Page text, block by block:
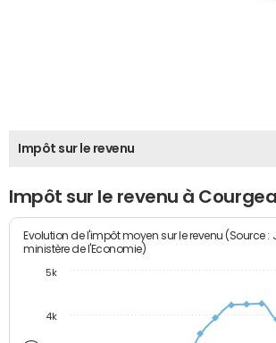
Impôt sur le revenu
Impôt sur le revenu à
Evolution de l'impôt moyen sur le revenu (Source :
ministère de l'Economie)
4k
5k